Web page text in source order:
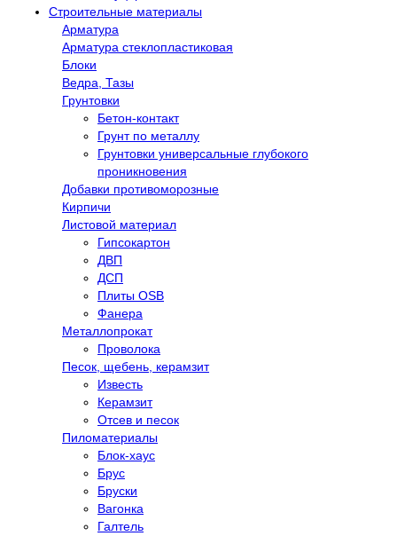
Строительные материалы
Арматура
Арматура стеклопластиковая
Блоки
Ведра, Тазы
Грунтовки
Бетон-контакт
Грунт по металлу
Грунтовки универсальные глубокого
проникновения
Добавки противоморозные
Кирпичи
Листовой материал
Гипсокартон
ДВП
ДСП
Плиты OSB
Фанера
Металлопрокат
Проволока
Песок, щебень, керамзит
Известь
Керамзит
Отсев и песок
Пиломатериалы
Блок-хаус
Брус
Бруски
Вагонка
Галтель